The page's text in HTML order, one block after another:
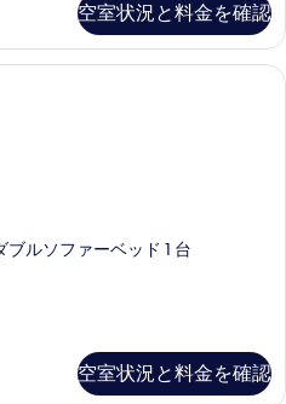
空室状況と料金を確認
ミニバー、セーフティボックス (室
ルソファーベッド 1 台
空室状況と料金を確認